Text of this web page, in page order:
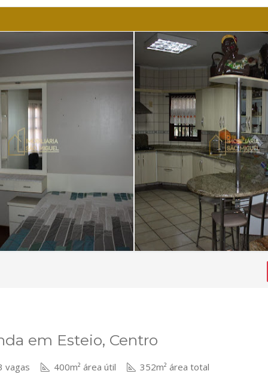
em Esteio, Centro
vagas 400m² área útil 352m² área total